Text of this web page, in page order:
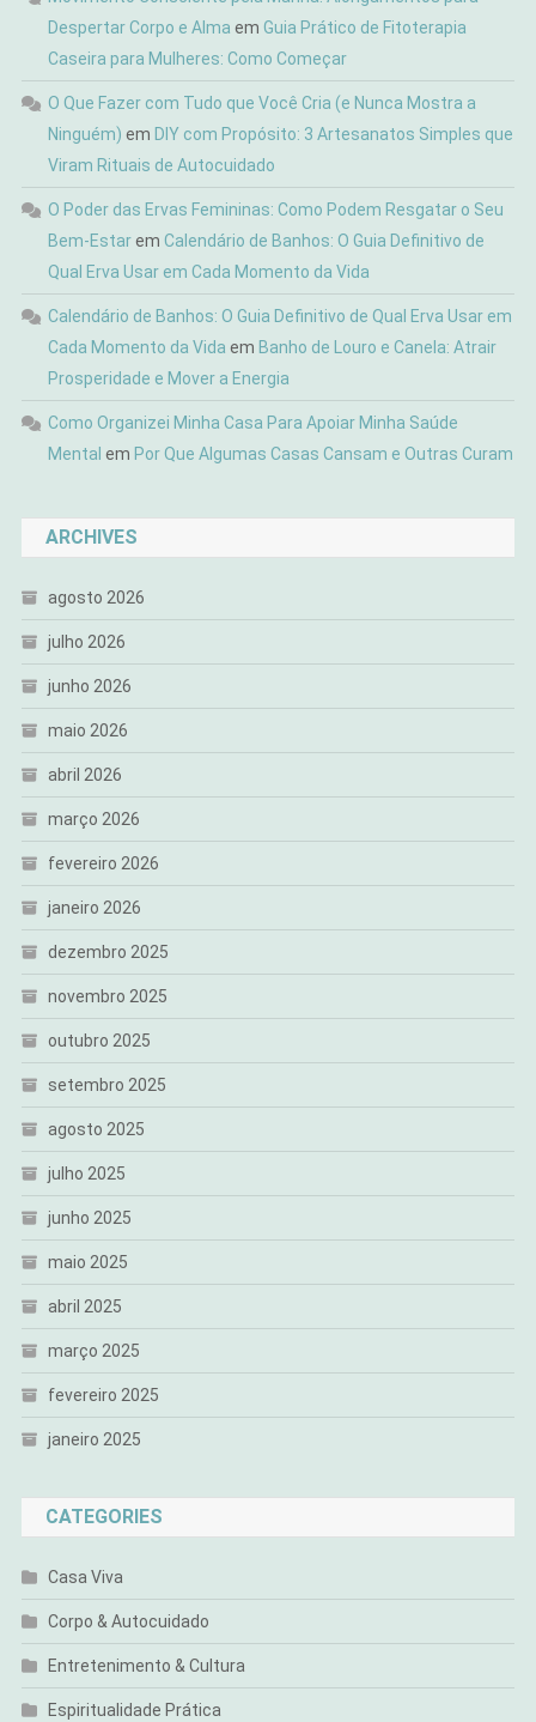
Despertar Corpo e Alma em Guia Prático de Fitoterapia
Caseira para Mulheres: Como Começar
O Que Fazer com Tudo que Você Cria (e Nunca Mostra a
Ninguém) em DIY com Propósito: 3 Artesanatos Simples que
Viram Rituais de Autocuidado
O Poder das Ervas Femininas: Como Podem Resgatar o Seu
Bem-Estarem Calendário de Banhos: O Guia Definitivo de
Qual Erva Usar em Cada Momento da Vida
Calendário de Banhos: O Guia Definitivo de Qual Erva Usar em
Cada Momento da Vida em Banho de Louro e Canela: Atrair
Prosperidade e Mover a Energia
Como Organizei Minha Casa Para Apoiar Minha Saúde
Mental em Por Que Algumas Casas Cansam e Outras Curam
ARCHIVES
agosto 2026
julho 2026
junho 2026
maio 2026
abril 2026
março 2026
fevereiro 2026
janeiro 2026
dezembro 2025
novembro 2025
outubro 2025
setembro 2025
agosto 2025
julho 2025
junho 2025
maio 2025
abril 2025
março 2025
fevereiro 2025
janeiro 2025
CATEGORIES
Casa Viva
Corpo & Autocuidado
Entretenimento & Cultura
Espiritualidade Prática